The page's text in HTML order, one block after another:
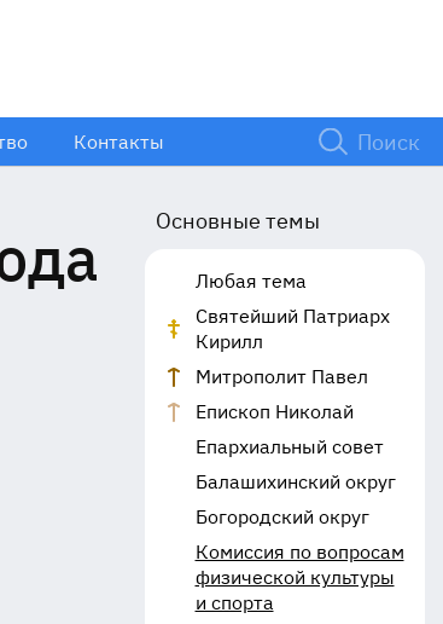
Контакты
Основные темы
Любая тема
Святейший Патриарх
Кирилл
Митрополит Павел
Епископ Николай
Епархиальный совет
Балашихинский округ
Богородский округ
Комиссия по вопросам
физической культуры
и спорта